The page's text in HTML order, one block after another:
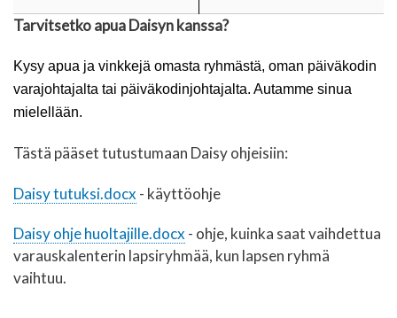
Tarvitsetko apua Daisyn kanssa?
Kysy apua ja vinkkejä omasta ryhmästä, oman päiväkodin
varajohtajalta tai päiväkodinjohtajalta. Autamme sinua
mielellään.
Tästä pääset tutustumaan Daisy ohjeisiin:
Daisy tutuksi.docx - käyttöohje
Daisy ohje huoltajille.docx - ohje, kuinka saat vaihdettua
varauskalenterin lapsiryhmää, kun lapsen ryhmä
vaihtuu.